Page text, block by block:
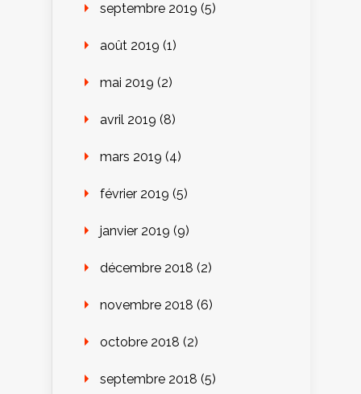
septembre 2019 (5)
août 2019 (1)
mai 2019 (2)
avril 2019 (8)
mars 2019 (4)
février 2019 (5)
janvier 2019 (9)
décembre 2018 (2)
novembre 2018 (6)
octobre 2018 (2)
septembre 2018 (5)